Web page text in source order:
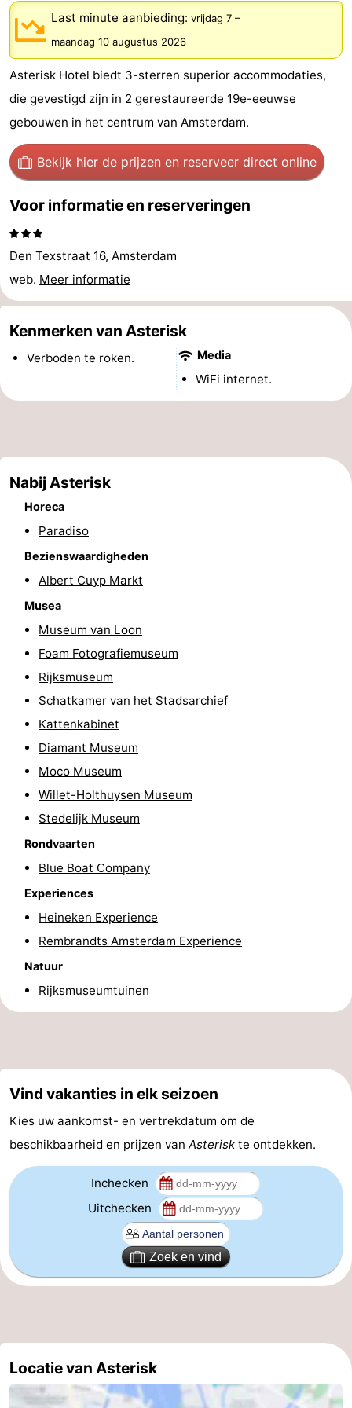
breakfasts)
Hotels
Vakantiehuizen
Het
Amsterdamse
Bos
-
Spaarnwoude
Last
minutes
Musea
Attracties
&
doen
Bezienswaardigheden
-
Uitkijkpunten
Attracties
Rondvaarten
Experiences
Dorpen
Steden
Sporten
Fietsen
Nachtleven
drinken
Winkelen
Markten
Warenhuizen
Evenementen
Uitgelicht
Homohoofdstad
Rosse
buurt
Geschiedenis
Pleinen
centrum
tuinen
Omgeving
Last minute aanbieding: vrijdag 7 –
maandag 10 augustus 2026
Asterisk Hotel biedt 3-sterren superior accommodaties,
die gevestigd zijn in 2 gerestaureerde 19e-eeuwse
gebouwen in het centrum van Amsterdam.
Bekijk hier de prijzen en reserveer direct online
Voor informatie en reserveringen
Den Texstraat 16, Amsterdam
web. Meer informatie
Kenmerken van Asterisk
Verboden te roken. Media
WiFi internet.
Nabij Asterisk
Horeca
Paradiso
Bezienswaardigheden
Albert Cuyp Markt
Musea
Museum van Loon
Foam Fotografiemuseum
Rijksmuseum
Schatkamer van het Stadsarchief
Kattenkabinet
Diamant Museum
Moco Museum
Willet-Holthuysen Museum
Stedelijk Museum
Rondvaarten
Blue Boat Company
Experiences
Heineken Experience
Rembrandts Amsterdam Experience
Natuur
Rijksmuseumtuinen
Vind vakanties in elk seizoen
Kies uw aankomst- en vertrekdatum om de
beschikbaarheid en prijzen van Asterisk te ontdekken.
Inchecken
Uitchecken
Zoek en vind
Locatie van Asterisk